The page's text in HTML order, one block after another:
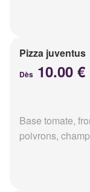
Pizza juventus
Dès 10.00 €
Base tomate,
poivrons,